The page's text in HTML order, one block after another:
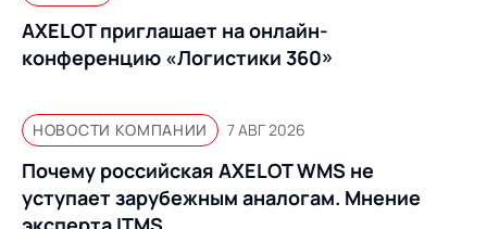
AXELOT приглашает на онлайн-
конференцию «Логистики 360»
НОВОСТИ КОМПАНИИ 7 АВГ 2026
Почему российская AXELOT WMS не
уступает зарубежным аналогам. Мнение